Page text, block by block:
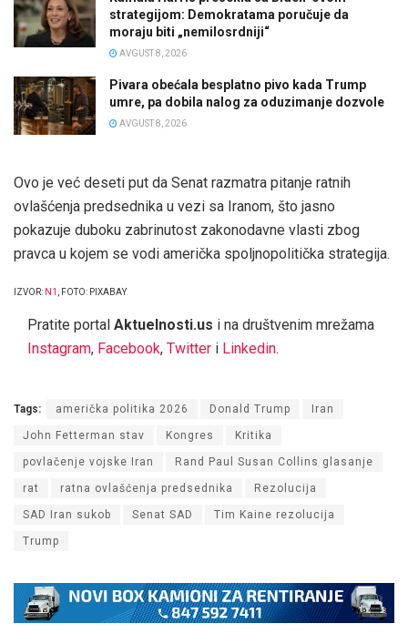
strategijom: Demokratama poručuje da
moraju biti „nemilosrdniji“
AVGUST 8, 2026
Pivara obećala besplatno pivo kada Trump
umre, pa dobila nalog za oduzimanje dozvole
AVGUST 8, 2026
Ovo je već deseti put da Senat razmatra pitanje ratnih
ovlašćenja predsednika u vezi sa Iranom, što jasno
pokazuje duboku zabrinutost zakonodavne vlasti zbog
pravca u kojem se vodi američka spoljnopolitička strategija.
IZVOR: N1 , FOTO: PIXABAY
Pratite portal Aktuelnosti.us i na društvenim mrežama
Instagram, Facebook, Twitter i Linkedin.
Tags: američka politika 2026 Donald Trump Iran
John Fetterman stav Kongres Kritika
povlačenje vojske Iran Rand Paul Susan Collins glasanje
rat ratna ovlašćenja predsednika Rezolucija
SAD Iran sukob Senat SAD Tim Kaine rezolucija
Trump